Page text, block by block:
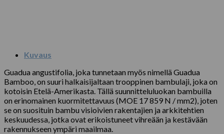
Kuvaus
Guadua angustifolia, joka tunnetaan myös nimellä Guadua
Bamboo, on suuri halkaisijaltaan trooppinen bambulaji, joka on
kotoisin Etelä-Amerikasta. Tällä suunnitteluluokan bambuilla
on erinomainen kuormitettavuus (MOE 17 859 N / mm2), joten
se on suosituin bambu visioivien rakentajien ja arkkitehtien
keskuudessa, jotka ovat erikoistuneet vihreään ja kestävään
rakennukseen ympäri maailmaa.